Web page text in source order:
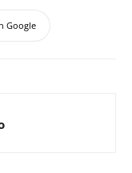
Google